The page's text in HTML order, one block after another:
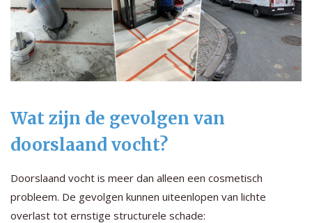
Wat zijn de gevolgen van
doorslaand vocht?
Doorslaand vocht is meer dan alleen een cosmetisch
probleem. De gevolgen kunnen uiteenlopen van lichte
overlast tot ernstige structurele schade: